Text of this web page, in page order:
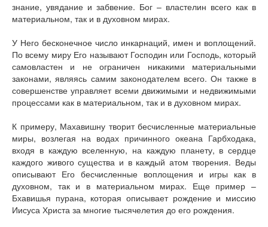
знание, увядание и забвение. Бог – властелин всего как в
материальном, так и в духовном мирах.
У Него бесконечное число инкарнаций, имен и воплощений.
По всему миру Его называют Господин или Господь, который
самовластен и не ограничен никакими материальными
законами, являясь самим законодателем всего. Он также в
совершенстве управляет всеми движимыми и недвижимыми
процессами как в материальном, так и в духовном мирах.
К примеру, Махавишну творит бесчисленные материальные
миры, возлегая на водах причинного океана Гарбходака,
входя в каждую вселенную, на каждую планету, в сердце
каждого живого существа и в каждый атом творения. Веды
описывают Его бесчисленные воплощения и игры как в
духовном, так и в материальном мирах. Еще пример –
Бхавишья пурана, которая описывает рождение и миссию
Иисуса Христа за многие тысячелетия до его рождения.